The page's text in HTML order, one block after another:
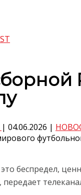
| 04.06.2026 |
беспредел,
передает